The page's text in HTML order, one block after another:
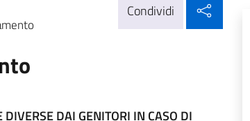
Condividi
DAI GENITORI IN CASO DI